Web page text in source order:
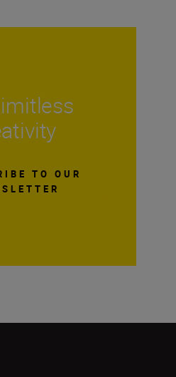
TO OUR